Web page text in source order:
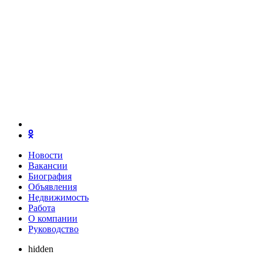
Новости
Вакансии
Биография
Объявления
Недвижимость
Работа
О компании
Руководство
hidden